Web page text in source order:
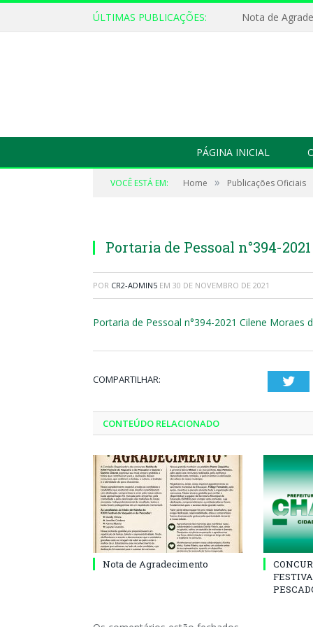
ÚLTIMAS PUBLICAÇÕES: Nota de
PÁGINA INICIAL
VOCÊ ESTÁ EM: Home » Publicações Oficiais
Portaria de Pessoal n°394-
POR CR2-ADMIN5 EM 30 DE NOVEMBRO DE 2021
Portaria de Pessoal n°394-2021 Cilene Moraes
COMPARTILHAR:
CONTEÚDO RELACIONADO
Nota de Agradecimento